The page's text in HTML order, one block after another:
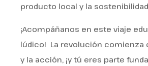
producto local y la
¡Acompáñanos en este viaje
lúdico! La revolución comienza
y la acción, ¡y tú eres parte